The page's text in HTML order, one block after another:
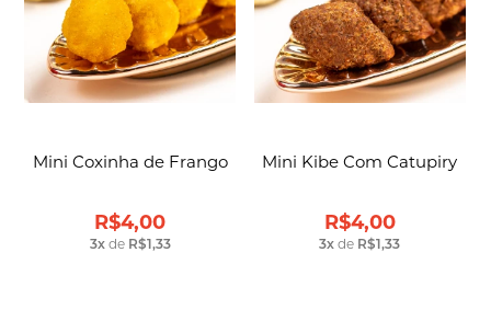
Mini Coxinha de Frango
R$4,00
3xde R$1,33
Mini Kibe Com Catupiry
R$4,00
3x de R$1,33